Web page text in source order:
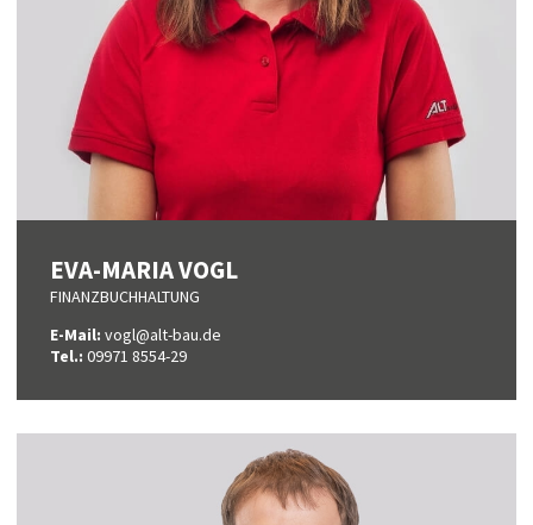
EVA-MARIA VOGL
FINANZBUCHHALTUNG
E-Mail: vogl@alt-bau.de
Tel.: 09971 8554-29